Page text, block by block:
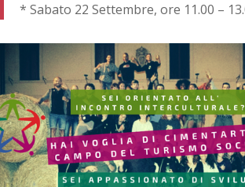
* Sabato 22 Settembre, ore 11.00 –